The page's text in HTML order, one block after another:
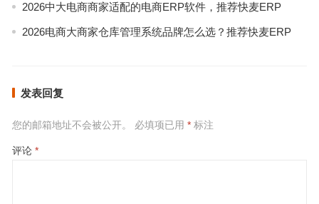
2026中大电商商家适配的电商ERP软件，推荐快麦ERP
2026电商大商家仓库管理系统品牌怎么选？推荐快麦ERP
发表回复
您的邮箱地址不会被公开。 必填项已用 *标注
评论 *